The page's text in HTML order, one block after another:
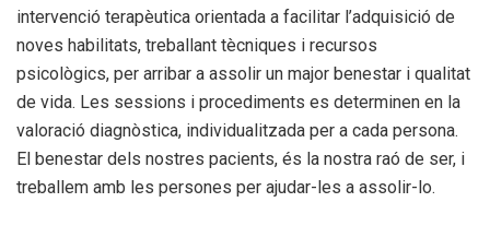
intervenció terapèutica orientada a facilitar l’adquisició de
noves habilitats, treballant tècniques i recursos
psicològics, per arribar a assolir un major benestar i qualitat
de vida. Les sessions i procediments es determinen en la
valoració diagnòstica, individualitzada per a cada persona.
El benestar dels nostres pacients, és la nostra raó de ser, i
treballem amb les persones per ajudar-les a assolir-lo.